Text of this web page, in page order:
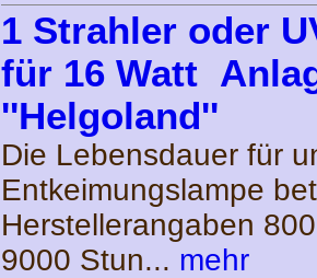
1 Strahler oder
für 16 Watt
''Helgoland''
Die Lebensdauer für
Entkeimungslampe
Herstellerangaben
9000 Stun... mehr